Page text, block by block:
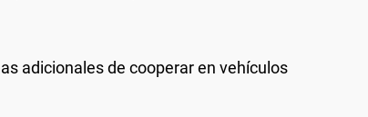
adicionales de cooperar en vehículos